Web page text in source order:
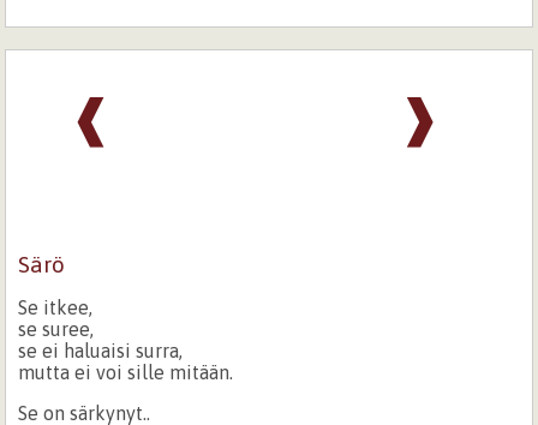
❱
❰
Särö
Se itkee,
se suree,
se ei haluaisi surra,
mutta ei voi sille mitään.
Se on särkynyt..